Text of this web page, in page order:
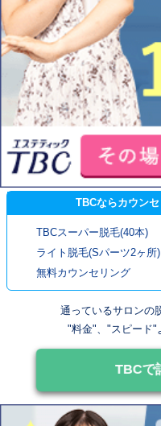
TBCならカウン
TBCスーパー脱毛(40本)
ライト脱毛(Sパーツ2ヶ所)
無料カウンセリング
通っているサロンの
"料金"、"スピード"
TBCで